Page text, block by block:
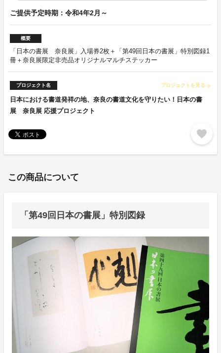
ご提供予定時期：令和4年2月～
概要
「日本の書展 奈良展」入場券2枚＋「第49回日本の書展」特別図録1
冊＋奈良展限定非売品オリジナルマルチステッカー
プロジェクト名 プロジェクトを見る arrow_forward
日本における書道発祥の地、奈良の書道文化を守りたい！日本の書
展 奈良展 応援プロジェクト
favorite
この商品について
「第49回日本の書展」特別図録